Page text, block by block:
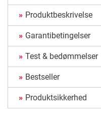
Produktbeskrivelse
Garantibetingelser
Test & bedømmelser
Bestseller
Produktsikkerhed